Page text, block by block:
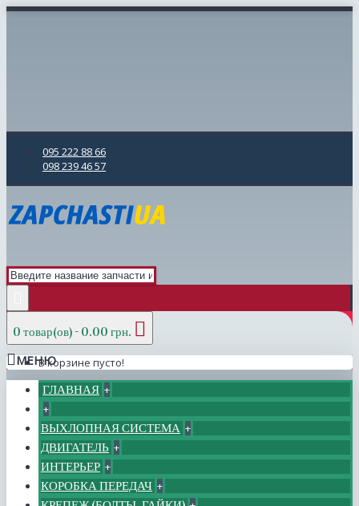
095 222 88 66
098 239 46 57
0 товар(ов) - 0.00 грн.
В корзине пусто!
МЕНЮ
ГЛАВНАЯ +
+
ВЫХЛОПНАЯ СИСТЕМА +
ДВИГАТЕЛЬ +
ИНТЕРЬЕР +
КОРОБКА ПЕРЕДАЧ +